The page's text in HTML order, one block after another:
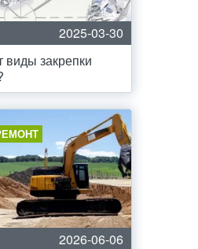
2025-03-30
закрепки
2026-06-06